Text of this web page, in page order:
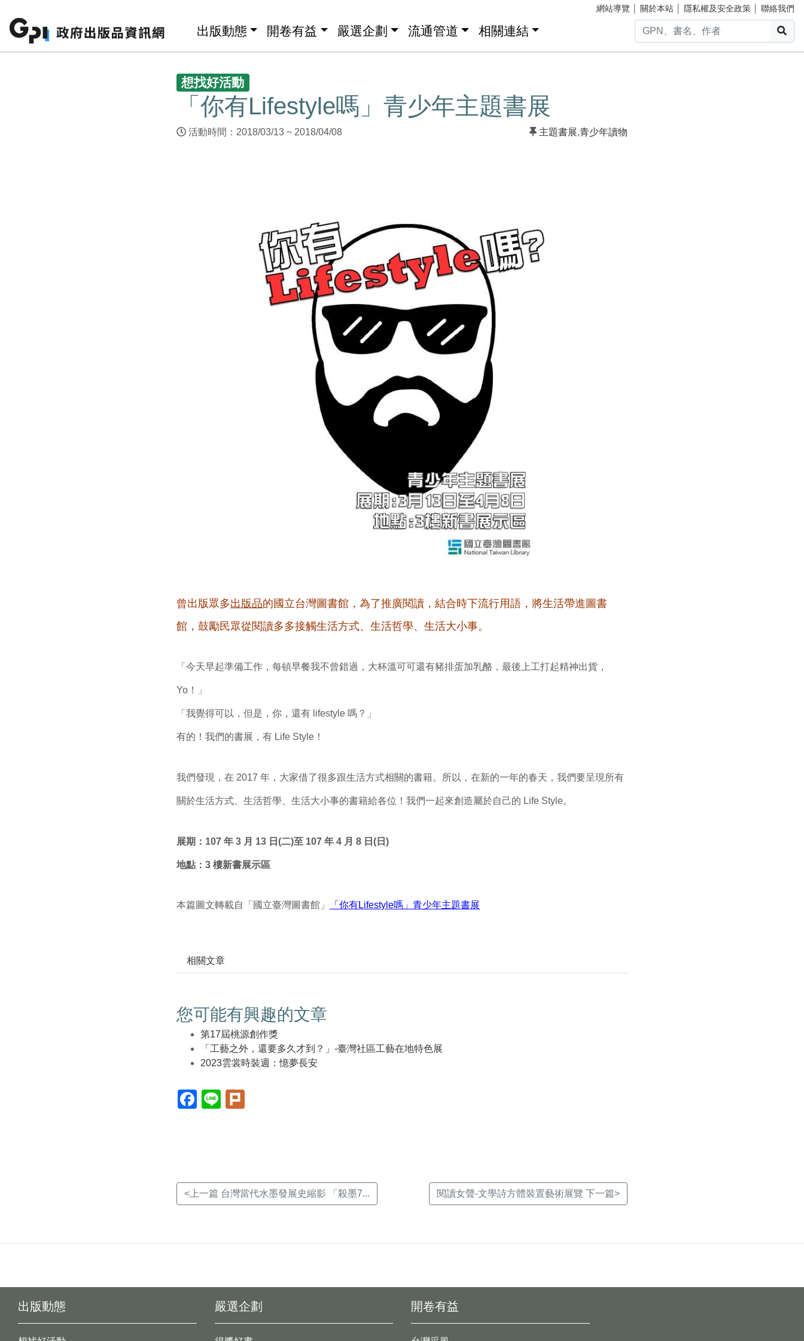
網站導覽 關於本站 隱私權及安全政策 聯絡我們
出版動態 開卷有益 嚴選企劃 流通管道 相關連結
想找好活動
「你有Lifestyle嗎」青少年主題書展
活動時間：2018/03/13 ~ 2018/04/08 主題書展,青少年讀物
曾出版眾多出版品的國立台灣圖書館，為了推廣閱讀，結合時下流行用語，將生活帶進圖書
館，鼓勵民眾從閱讀多多接觸生活方式、生活哲學、生活大小事。
「今天早起準備工作，每頓早餐我不曾錯過，大杯溫可可還有豬排蛋加乳酪，最後上工打起精神出貨，
Yo！」
「我覺得可以，但是，你，還有 lifestyle 嗎？」
有的！我們的書展，有 Life Style！
我們發現，在 2017 年，大家借了很多跟生活方式相關的書籍。所以，在新的一年的春天，我們要呈現所有
關於生活方式、生活哲學、生活大小事的書籍給各位！我們一起來創造屬於自己的 Life Style。
展期：107 年 3 月 13 日(二)至 107 年 4 月 8 日(日)
地點：3 樓新書展示區
本篇圖文轉載自「國立臺灣圖書館」 「你有Lifestyle嗎」青少年主題書展
相關文章
您可能有興趣的文章
第17屆桃源創作獎
「工藝之外，還要多久才到？」-臺灣社區工藝在地特色展
2023雲裳時裝週：憶夢長安
Facebook(另
開
Line(另
開
<上一篇 台灣當代水墨發展史縮影 「殺墨7... 閱讀女聲-文學詩方體裝置藝術展覽 下一篇>
出版動態 開卷有益
嚴選企劃